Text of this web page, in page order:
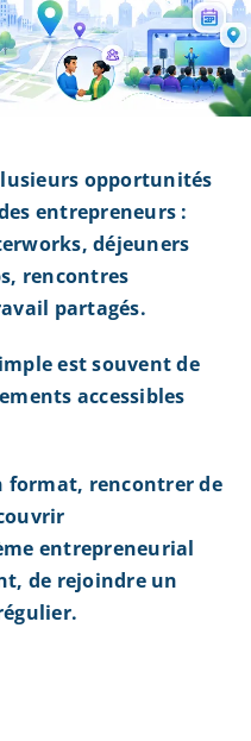
opportunités
entrepreneurs :
déjeuners
rencontres
partagés.
est souvent de
accessibles
format, rencontrer de
entrepreneurial
de rejoindre un